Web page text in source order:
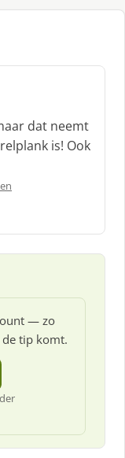
dat neemt
is! Ook
— zo
tip komt.